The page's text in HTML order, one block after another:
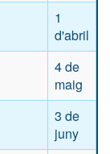
1
d'abril
4 de
maig
3 de
juny